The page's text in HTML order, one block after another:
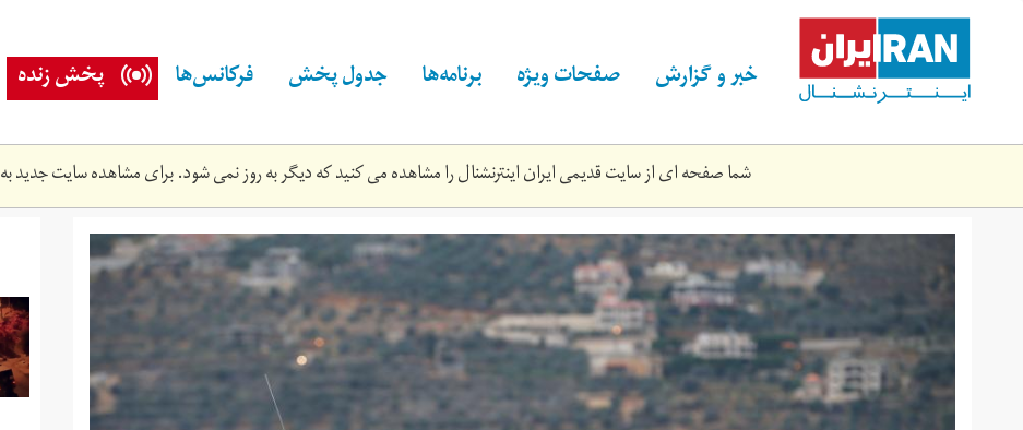
content خبر و گزارش صفحات ویژه برنامه‌ها جدول پخش فرکانس‌ها پخش زنده
شما صفحه ای از سایت قدیمی ایران اینترنشنال را مشاهده می کنید که دیگر به روز نمی شود. برای مشاهده سایت جدید به
2018-
12-
05t081723z_565089478_rc111b752e50_rtrmadp_3_israel-
lebanon-
tunnels.jpg